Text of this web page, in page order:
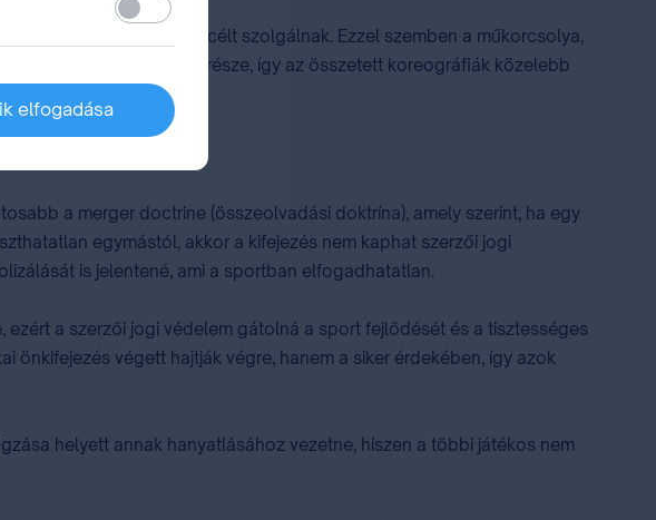
funkcionális célt szolgálnak. Ezzel szemben a műkorcsolya,
értékelésének része, így az összetett koreográfiák közelebb
a merger doctrine (összeolvadási doktrína), amely szerint, ha egy
egymástól, akkor a kifejezés nem kaphat szerzői jogi
is jelentené, ami a sportban elfogadhatatlan.
a szerzői jogi védelem gátolná a sport fejlődését és a tisztességes
önkifejezés végett hajtják végre, hanem a siker érdekében, így azok
helyett annak hanyatlásához vezetne, hiszen a többi játékos nem
elfogadása